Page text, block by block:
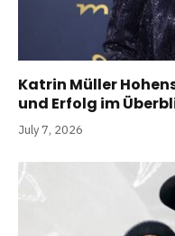
Katrin Müller
und Erfolg im
July 7, 2026